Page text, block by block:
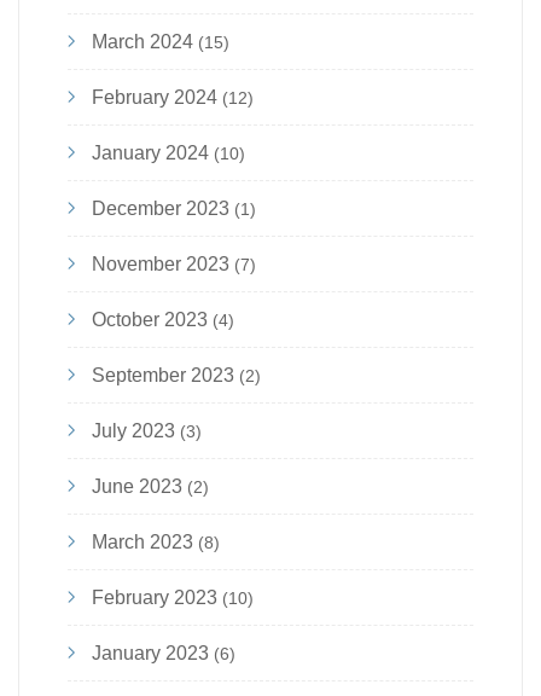
March 2024 (15)
February 2024 (12)
January 2024 (10)
December 2023 (1)
November 2023 (7)
October 2023 (4)
September 2023 (2)
July 2023 (3)
June 2023 (2)
March 2023 (8)
February 2023 (10)
January 2023 (6)